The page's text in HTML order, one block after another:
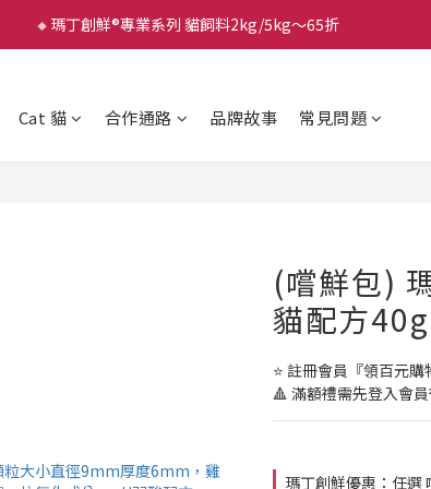
🔸瑪丁創鮮®專業系列 貓飼料2kg/5kg～65折
Cat 貓 合作通路 品牌故事 常見問題
(嚐鮮包)
貓配方40g
⭐️ 註冊會員『領百元
🔺 滿額禮需先登入會
瑪丁創鮮優惠：任選